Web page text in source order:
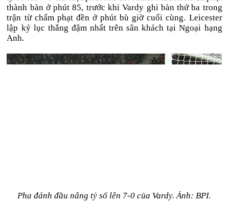
thành bàn ở phút 85, trước khi Vardy ghi bàn thứ ba trong
trận từ chấm phạt đền ở phút bù giờ cuối cùng. Leicester
lập kỷ lục thắng đậm nhất trên sân khách tại Ngoại hạng
Anh.
Pha đánh đầu nâng tỷ số lên 7-0 của Vardy. Ảnh: BPI.